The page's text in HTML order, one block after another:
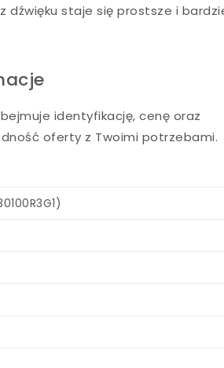
dźwięku staje się prostsze i
identyfikację, cenę oraz
oferty z Twoimi potrzebami.